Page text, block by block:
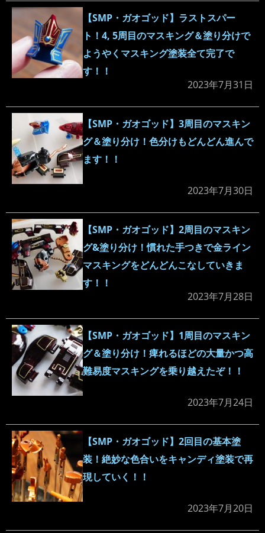
【SMP・ガオゴッド】ラストスパー
ト！4, 5周目のマスキング＆塗り分けで
ようやくマスキング塗装全て完了で
す！！
2023年7月31日
【SMP・ガオゴッド】3周目のマスキン
グ＆塗り分け！色分けもどんどん進んで
ます！！
2023年7月30日
【SMP・ガオゴッド】2周目のマスキン
グ&塗り分け！慣れた手つきで金ライン
マスキングをどんどんこなしていきま
す！！
2023年7月28日
【SMP・ガオゴッド】1周目のマスキン
グ＆塗り分け！痺れるほどの大量かつ高
難易度マスキングを乗り越えたぞ！！
2023年7月24日
【SMP・ガオゴッド】2回目の基本塗
装！絶妙な色合いをキャンディ塗装で再
現していく！！
2023年7月20日